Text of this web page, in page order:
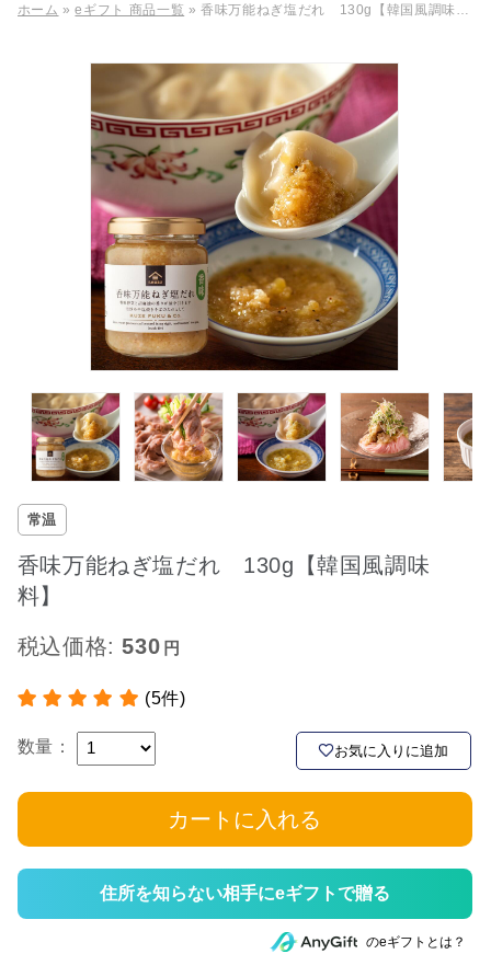
ホーム »eギフト 商品一覧 » 香味万能ねぎ塩だれ 130g【韓国風調味料】
常温
香味万能ねぎ塩だれ 130g【韓国風調味
料】
税込価格:530
(5件)
数量： お気に入りに追加
カートに入れる
住所を知らない相手にeギフトで贈る
のeギフトとは？